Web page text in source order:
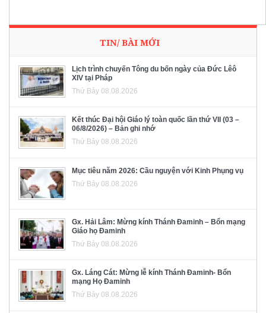
TIN/ BÀI MỚI
Lịch trình chuyến Tông du bốn ngày của Đức Lêô
XIV tại Pháp
Thứ Bảy 08.08.2026
Kết thúc Đại hội Giáo lý toàn quốc lần thứ VII (03 –
06/8/2026) – Bản ghi nhớ
Thứ Bảy 08.08.2026
Mục tiêu năm 2026: Cầu nguyện với Kinh Phụng vụ
Thứ Bảy 08.08.2026
Gx. Hải Lâm: Mừng kính Thánh Đaminh – Bổn mạng
Giáo họ Đaminh
Thứ Bảy 08.08.2026
Gx. Láng Cát: Mừng lễ kính Thánh Đaminh- Bổn
mạng Họ Đaminh
Thứ Bảy 08.08.2026